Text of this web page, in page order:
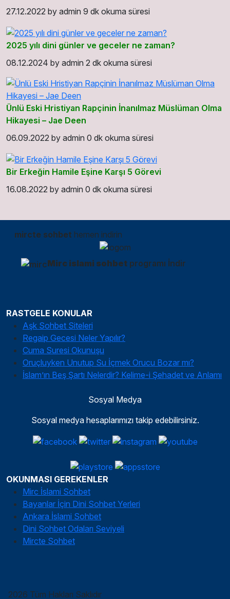
27.12.2022 by admin 9 dk okuma süresi
2025 yılı dini günler ve geceler ne zaman?
08.12.2024 by admin 2 dk okuma süresi
Ünlü Eski Hristiyan Rapçinin İnanılmaz Müslüman Olma
Hikayesi – Jae Deen
06.09.2022 by admin 0 dk okuma süresi
Bir Erkeğin Hamile Eşine Karşı 5 Görevi
16.08.2022 by admin 0 dk okuma süresi
mircte sohbet hemen indirin
Mirc islami sohbet programı İndir
RASTGELE KONULAR
Aşk Sohbet Siteleri
Regaip Gecesi Neler Yapılır?
Cuma Suresi Okunuşu
Oruçluyken Unutup Su İçmek Orucu Bozar mı?
İslam’ın Beş Şartı Nelerdir? Kelime-i Şehadet ve Anlamı
Sosyal Medya
Sosyal medya hesaplarımızı takip edebilirsiniz.
OKUNMASI GEREKENLER
Mirc İslami Sohbet
Bayanlar İçin Dini Sohbet Yerleri
Ankara İslami Sohbet
Dini Sohbet Odaları Seviyeli
Mircte Sohbet
2026 Tüm Hakları Saklıdır